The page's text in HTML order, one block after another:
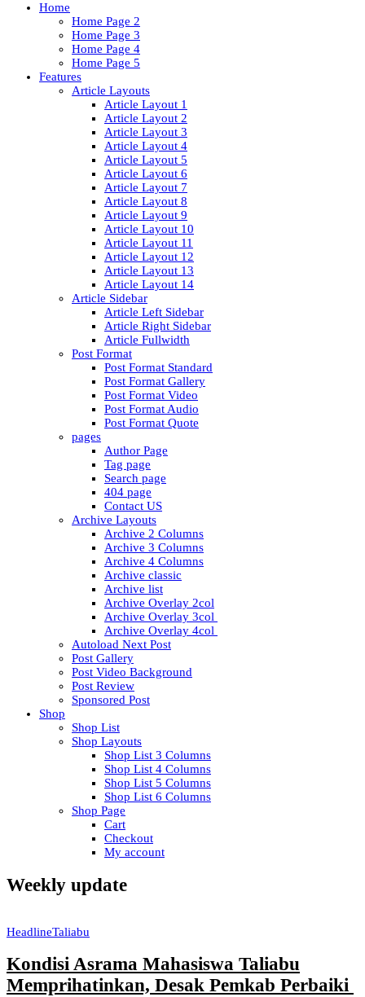
Home
Home Page 2
Home Page 3
Home Page 4
Home Page 5
Features
Article Layouts
Article Layout 1
Article Layout 2
Article Layout 3
Article Layout 4
Article Layout 5
Article Layout 6
Article Layout 7
Article Layout 8
Article Layout 9
Article Layout 10
Article Layout 11
Article Layout 12
Article Layout 13
Article Layout 14
Article Sidebar
Article Left Sidebar
Article Right Sidebar
Article Fullwidth
Post Format
Post Format Standard
Post Format Gallery
Post Format Video
Post Format Audio
Post Format Quote
pages
Author Page
Tag page
Search page
404 page
Contact US
Archive Layouts
Archive 2 Columns
Archive 3 Columns
Archive 4 Columns
Archive classic
Archive list
Archive Overlay 2col
Archive Overlay 3col
Archive Overlay 4col
Autoload Next Post
Post Gallery
Post Video Background
Post Review
Sponsored Post
Shop
Shop List
Shop Layouts
Shop List 3 Columns
Shop List 4 Columns
Shop List 5 Columns
Shop List 6 Columns
Shop Page
Cart
Checkout
My account
Weekly update
HeadlineTaliabu
Kondisi Asrama Mahasiswa Taliabu
Memprihatinkan, Desak Pemkab Perbaiki